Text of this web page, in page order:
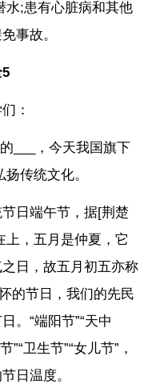
水;患有心脏病和其他
事故。
：
___，今天我国旗下
传统文化。
日端午节，据[荆楚
上，五月是仲夏，它
日，故五月初五亦称
的节日，我们的先民
。“端阳节”“天中
”“卫生节”“女儿节”，
日温度。